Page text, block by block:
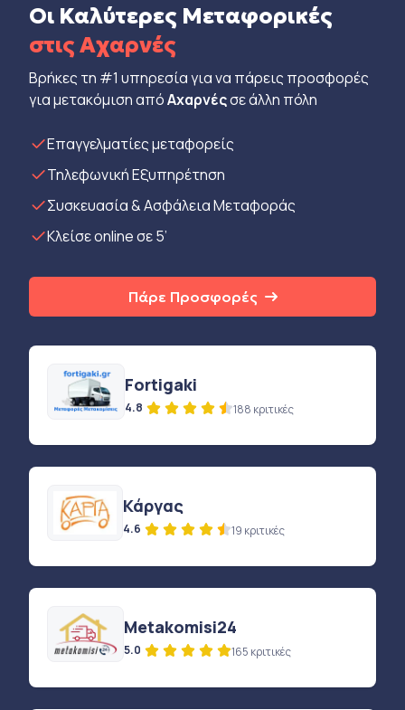
Οι Καλύτερες Μεταφορικές
στις Αχαρνές
Βρήκες τη #1 υπηρεσία για να πάρεις προσφορές
για μετακόμιση απόΑχαρνέςσε άλλη πόλη
Eπαγγελματίες μεταφορείς
Τηλεφωνική Εξυπηρέτηση
Συσκευασία & Ασφάλεια Μεταφοράς
Κλείσε online σε 5’
Πάρε Προσφορές
Fortigaki
4.8 188 κριτικές
Κάργας
4.6 19 κριτικές
Metakomisi24
5.0 165 κριτικές